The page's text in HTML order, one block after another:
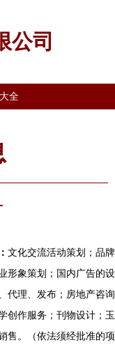
公司
全
文化交流活动策划；品牌
形象策划；国内广告的设
代理、发布；房地产咨询
创作服务；刊物设计；玉
售。（依法须经批准的项